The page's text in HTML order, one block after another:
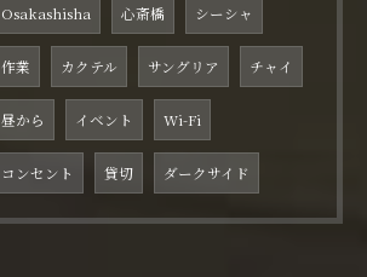
Osakashisha 心斎橋 シーシャ
作業 カクテル サングリア チャイ
昼から イベント Wi-Fi
コンセント 貸切 ダークサイド